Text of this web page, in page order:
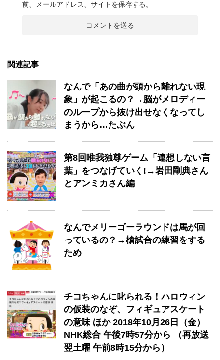
前、メールアドレス、サイトを保存する。
関連記事
なんで「あの曲が頭から離れない現
象」が起こるの？→脳がメロディー
のループから抜け出せなくなってし
まうから…たぶん
第8回唯我独尊ゲーム「連想しない言
葉」をつなげていく!→岩田剛典さん
とアンミカさん編
なんでメリーゴーラウンドは馬が回
っているの？→槍試合の練習をする
ため
チコちゃんに叱られる！ハロウィン
の仮装のなぞ、フィギュアスケート
の意味 ほか 2018年10月26日（金）
NHK総合 午後7時57分から （再放送
翌土曜 午前8時15分から）